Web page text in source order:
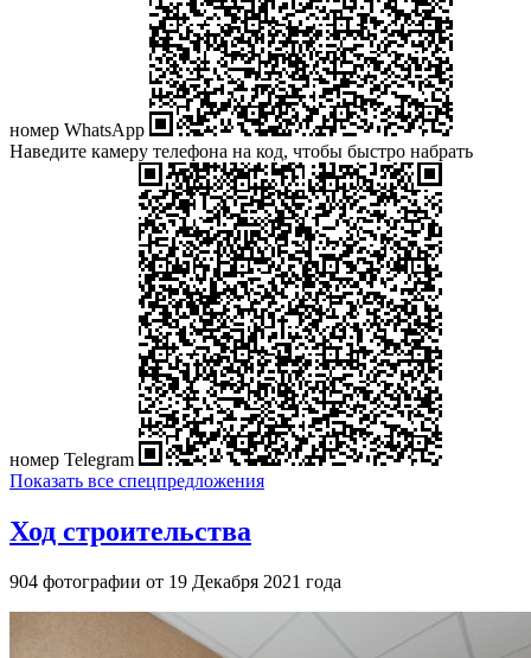
номер WhatsApp
Наведите камеру телефона на код, чтобы быстро набрать
номер Telegram
Показать все спецпредложения
Ход строительства
904 фотографии от 19 Декабря 2021 года